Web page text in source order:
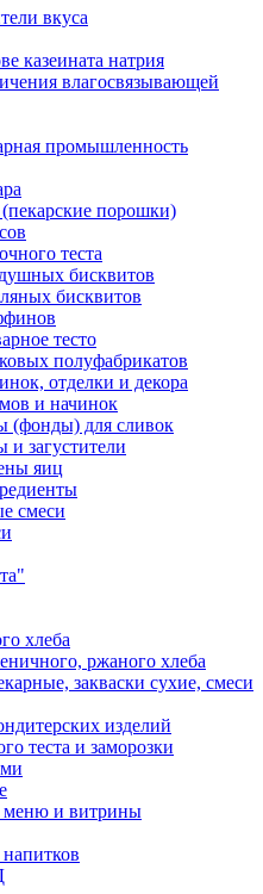
вкуса
казеината натрия
влагосвязывающей
промышленность
порошки)
теста
бисквитов
бисквитов
тесто
полуфабрикатов
отделки и декора
и начинок
(фонды) для сливок
и загустители
яиц
смеси
хлеба
ржаного хлеба
закваски сухие, смеси
изделий
теста и заморозки
меню и витрины